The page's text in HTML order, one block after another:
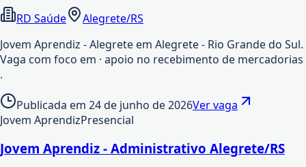
RD Saúde
Alegrete/RS
Jovem Aprendiz - Alegrete em Alegrete - Rio Grande do Sul.
Vaga com foco em · apoio no recebimento de mercadorias
.
Publicada em 24 de junho de 2026Ver vaga
Jovem AprendizPresencial
Jovem Aprendiz - Administrativo Alegrete/RS